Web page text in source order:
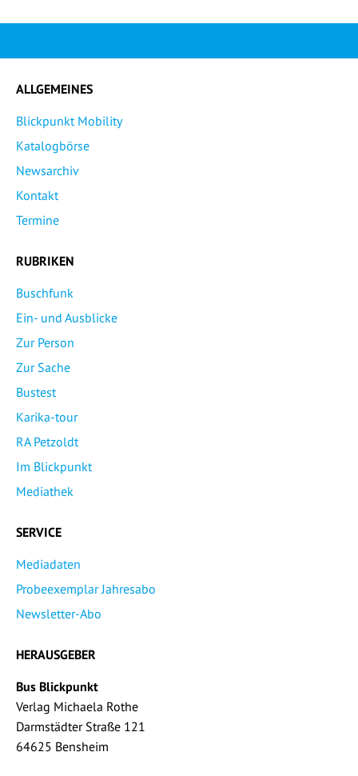
ALLGEMEINES
Blickpunkt Mobility
Katalogbörse
Newsarchiv
Kontakt
Termine
RUBRIKEN
Buschfunk
Ein- und Ausblicke
Zur Person
Zur Sache
Bustest
Karika-tour
RA Petzoldt
Im Blickpunkt
Mediathek
SERVICE
Mediadaten
Probeexemplar Jahresabo
Newsletter-Abo
HERAUSGEBER
Bus Blickpunkt
Verlag Michaela Rothe
Darmstädter Straße 121
64625 Bensheim